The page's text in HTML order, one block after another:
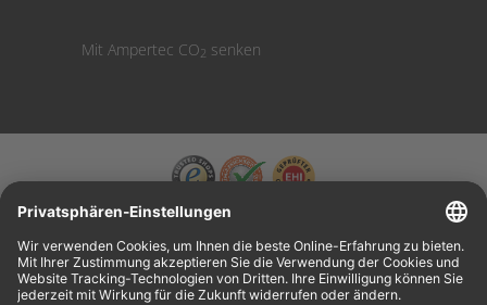
Mit Ampertec CO2 senken